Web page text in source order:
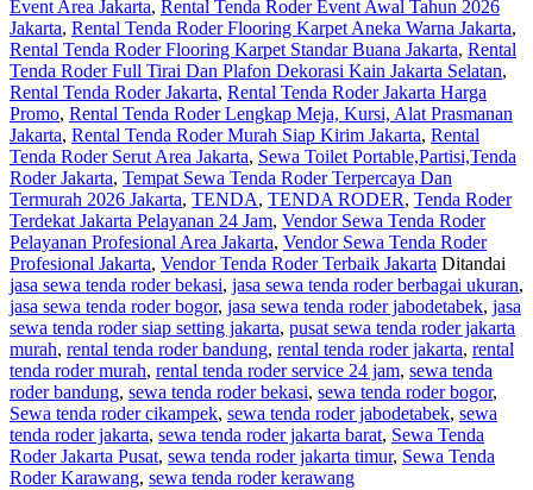
Event Area Jakarta, Rental Tenda Roder Event Awal Tahun 2026
Jakarta, Rental Tenda Roder Flooring Karpet Aneka Warna Jakarta,
Rental Tenda Roder Flooring Karpet Standar Buana Jakarta, Rental
Tenda Roder Full Tirai Dan Plafon Dekorasi Kain Jakarta Selatan,
Rental Tenda Roder Jakarta, Rental Tenda Roder Jakarta Harga
Promo, Rental Tenda Roder Lengkap Meja, Kursi, Alat Prasmanan
Jakarta, Rental Tenda Roder Murah Siap Kirim Jakarta, Rental
Tenda Roder Serut Area Jakarta, Sewa Toilet Portable,Partisi,Tenda
Roder Jakarta, Tempat Sewa Tenda Roder Terpercaya Dan
Termurah 2026 Jakarta, TENDA, TENDA RODER, Tenda Roder
Terdekat Jakarta Pelayanan 24 Jam, Vendor Sewa Tenda Roder
Pelayanan Profesional Area Jakarta, Vendor Sewa Tenda Roder
Profesional Jakarta, Vendor Tenda Roder Terbaik Jakarta Ditandai
jasa sewa tenda roder bekasi, jasa sewa tenda roder berbagai ukuran,
jasa sewa tenda roder bogor, jasa sewa tenda roder jabodetabek, jasa
sewa tenda roder siap setting jakarta, pusat sewa tenda roder jakarta
murah, rental tenda roder bandung, rental tenda roder jakarta, rental
tenda roder murah, rental tenda roder service 24 jam, sewa tenda
roder bandung, sewa tenda roder bekasi, sewa tenda roder bogor,
Sewa tenda roder cikampek, sewa tenda roder jabodetabek, sewa
tenda roder jakarta, sewa tenda roder jakarta barat, Sewa Tenda
Roder Jakarta Pusat, sewa tenda roder jakarta timur, Sewa Tenda
Roder Karawang, sewa tenda roder kerawang